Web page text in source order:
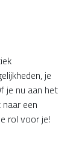
je
je nu aan het
een
rol voor je!